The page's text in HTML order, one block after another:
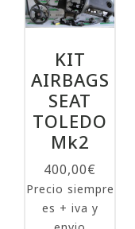
KIT
AIRBAGS
SEAT
TOLEDO
Mk2
400,00€
Precio siempre
es + iva y